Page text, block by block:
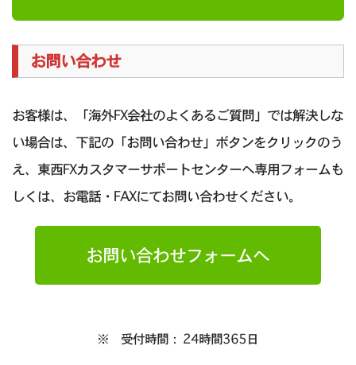
お問い合わせ
お客様は、「海外FX会社のよくあるご質問」では解決しな
い場合は、下記の「お問い合わせ」ボタンをクリックのう
え、東西FXカスタマーサポートセンターへ専用フォームも
しくは、お電話・FAXにてお問い合わせください。
お問い合わせフォームへ
※ 受付時間： 24時間365日